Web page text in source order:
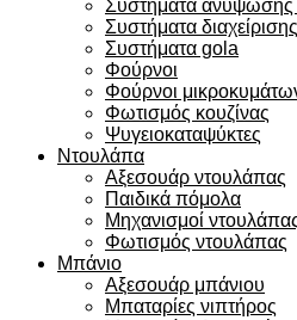
Συστήματα
Συστήματα
Συστήματα gola
Φούρνοι
Φούρνοι
Φωτισμός κουζίνας
Ψυγειοκαταψύκτες
Ντουλάπα
Αξεσουάρ ντουλάπας
Παιδικά πόμολα
Μηχανισμοί
Φωτισμός ντουλάπας
Μπάνιο
Αξεσουάρ μπάνιου
Μπαταρίες νιπτήρος